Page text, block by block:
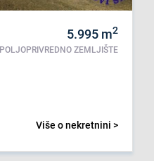
5.995 m2
POLJOPRIVREDNO ZEMLJIŠTE
Više o nekretnini >